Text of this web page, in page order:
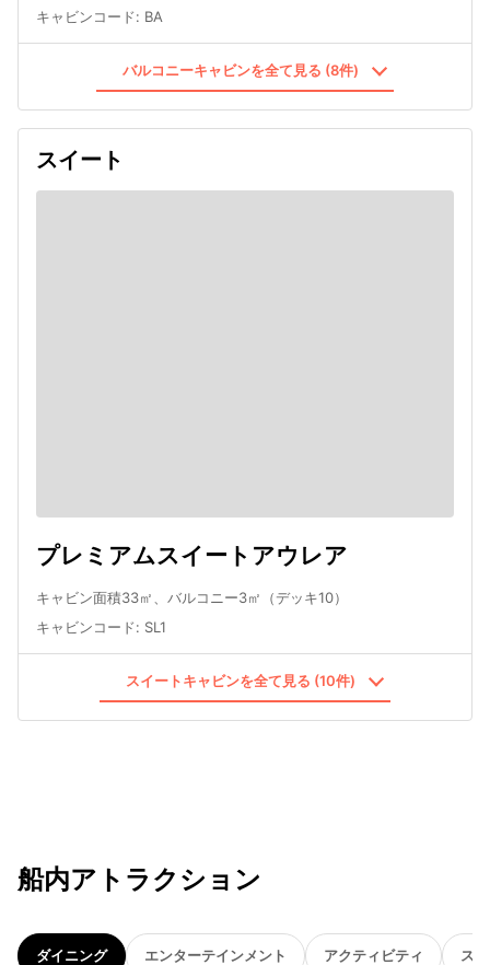
キャビンコード: BA
バルコニーキャビンを全て見る (8件)
スイート
プレミアムスイートアウレア
キャビン面積33㎡、バルコニー3㎡（デッキ10）
キャビンコード: SL1
スイートキャビンを全て見る (10件)
船内アトラクション
ダイニング エンターテインメント アクティビティ ス